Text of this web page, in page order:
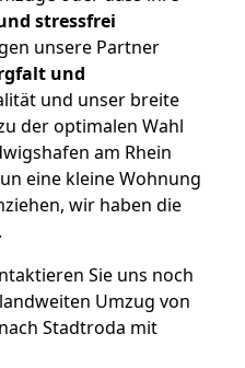
stressfrei
unsere Partner
und
und unser breite
der optimalen Wahl
am Rhein
eine kleine Wohnung
wir haben die
Sie uns noch
Umzug von
Stadtroda mit